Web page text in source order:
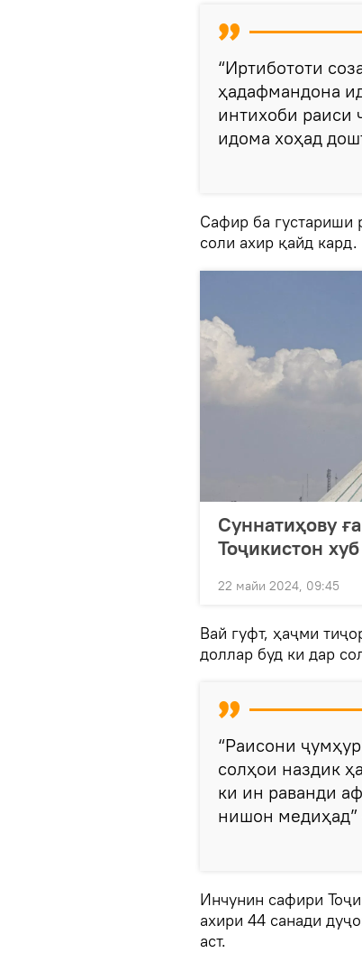
“Иртибототи
ҳадафмандона
интихоби раиси
идома хоҳад
Сафир ба густариши
соли ахир қайд кард.
Суннатиҳову
Тоҷикистон
22 майи 2024, 09:45
Вай гуфт, ҳаҷми
доллар буд ки дар
“Раисони
солҳои наздик
ки ин раванди
нишон медиҳад”
Инчунин сафири
ахири 44 санади
аст.